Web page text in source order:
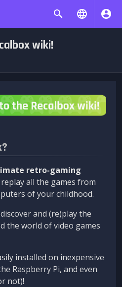
wiki!
retro-gaming
all the games from
of your childhood.
and (re)play the
the world of video games
installed on inexpensive
Raspberry Pi, and even
not)!